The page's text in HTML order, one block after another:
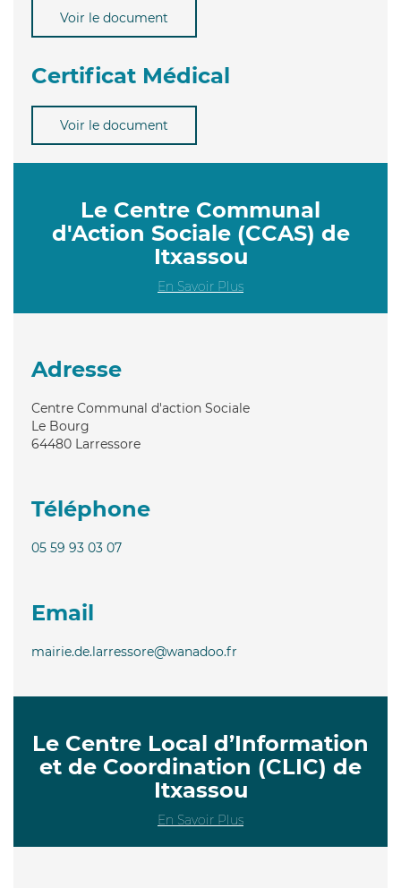
Voir le document
Certificat Médical
Voir le document
Le Centre Communal
d'Action Sociale (CCAS) de
Itxassou
En Savoir Plus
Adresse
Centre Communal d'action Sociale
Le Bourg
64480 Larressore
Téléphone
05 59 93 03 07
Email
mairie.de.larressore@wanadoo.fr
Le Centre Local d’Information
et de Coordination (CLIC) de
Itxassou
En Savoir Plus